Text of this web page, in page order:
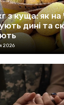
з куща: як
дині та
2026